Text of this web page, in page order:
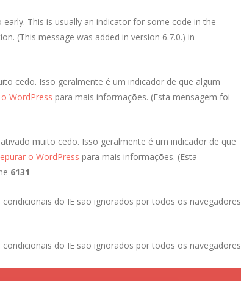
This is usually an indicator for some code in the
(This message was added in version 6.7.0.) in
cedo. Isso geralmente é um indicador de que algum
WordPress para mais informações. (Esta mensagem foi
muito cedo. Isso geralmente é um indicador de que
o WordPress para mais informações. (Esta
6131
do IE são ignorados por todos os navegadores
do IE são ignorados por todos os navegadores